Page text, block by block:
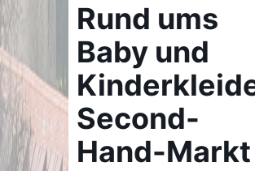
Rund ums
Baby und
Second-
Hand-Markt